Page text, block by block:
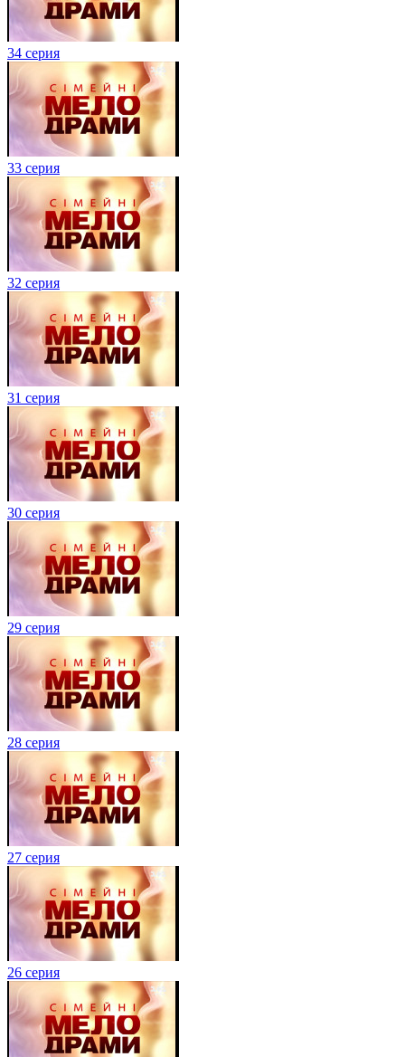
34 серия
33 серия
32 серия
31 серия
30 серия
29 серия
28 серия
27 серия
26 серия